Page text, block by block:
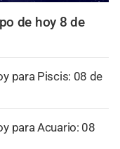
de hoy 8 de
para Piscis: 08 de
para Acuario: 08